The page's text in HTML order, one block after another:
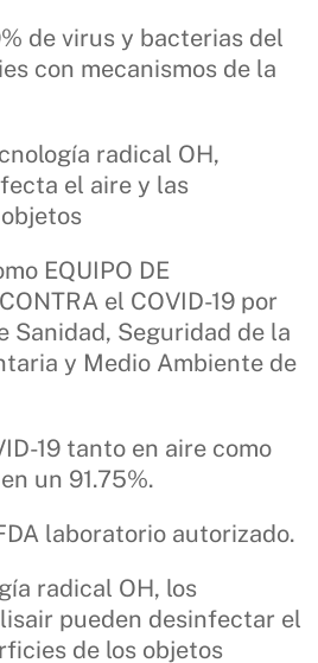
de virus y bacterias del
con mecanismos de la
radical OH,
el aire y las
EQUIPO DE
el COVID-19 por
Sanidad, Seguridad de la
y Medio Ambiente de
19 tanto en aire como
un 91.75%.
laboratorio autorizado.
radical OH, los
pueden desinfectar el
de los objetos